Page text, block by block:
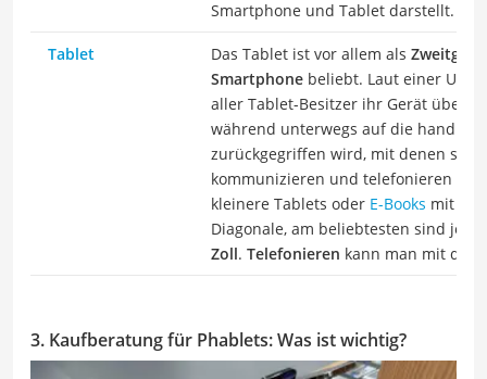
Smartphone und Tablet darstellt.
Tablet Das Tablet ist vor allem als
Smartphone beliebt. Laut einer
aller Tablet-Besitzer ihr Gerät
während unterwegs auf die
zurückgegriffen wird, mit denen sich
kommunizieren und telefonieren
kleinere Tablets oder E-Books mit
Diagonale, am beliebtesten sind
Zoll. Telefonieren kann man mit den
3. Kaufberatung für Phablets: Was ist wichtig?